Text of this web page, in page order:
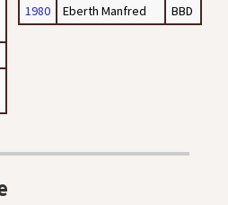
1980
Eberth Manfred BBD